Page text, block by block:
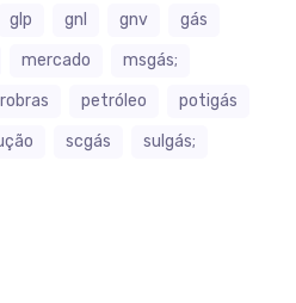
glp gnl gnv
gás
mercado
msgás;
petróleo
potigás
scgás
sulgás;